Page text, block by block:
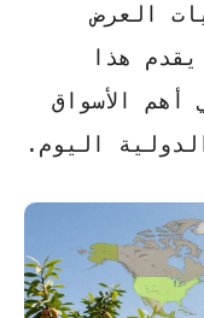
العرض
هذا
أهم الأسواق
اليوم.